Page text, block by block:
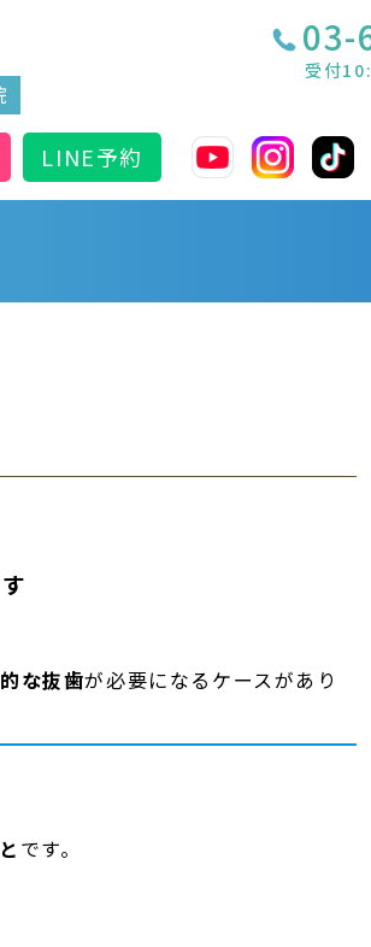
LINE予約
03-
受付
な抜歯が必要になるケースがあり
です。